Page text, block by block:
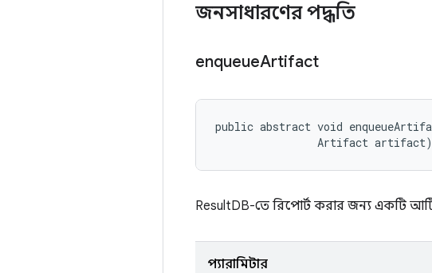
জনসাধারণের পদ্ধতি
enqueueArtifact
public abstract void
                Artifact artifact)
ResultDB-তে রিপোর্ট করার জন্য একটি
প্যারামিটার